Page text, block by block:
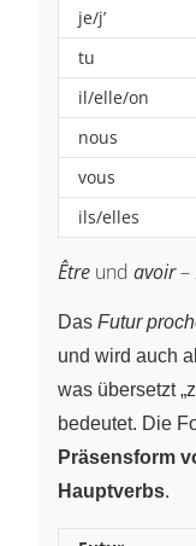
je/j’
tu
il/elle/on
nous
vous
ils/elles
Être und avoir–
Das Futur
und wird auch
was übersetzt
bedeutet. Die
Präsensform
Hauptverbs.